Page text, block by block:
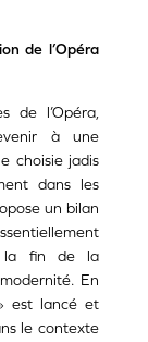
de l’Opéra
de l’Opéra,
à une
choisie jadis
dans les
un bilan
la fin de la
En
est lancé et
le contexte